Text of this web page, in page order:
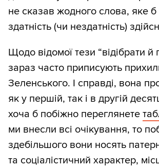
не сказав жодного слова, яке б
здатність (чи нездатність)
Щодо відомої тези “відібрати й
зараз часто приписують
Зеленського. І справді, вона
як у першій, так і в другій
хоча б побіжно переглянете
ми внесли всі очікування, то
здебільшого вони носять
та соціалістичний характер,